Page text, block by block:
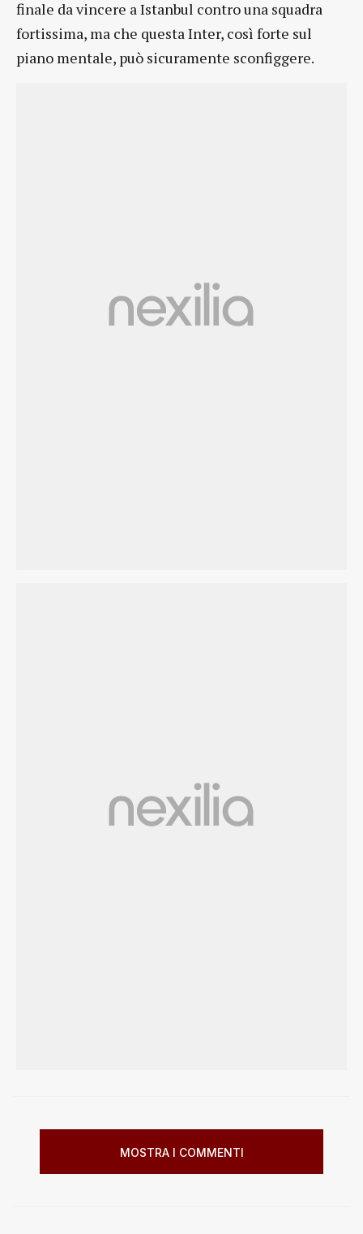
finale da vincere a Istanbul contro una squadra
fortissima, ma che questa Inter, così forte sul
piano mentale, può sicuramente sconfiggere.
MOSTRA I COMMENTI